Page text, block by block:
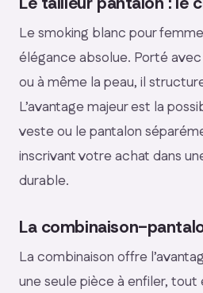
Le smoking blanc pour
élégance absolue. Porté
ou à même la peau, il
L’avantage majeur est la
veste ou le pantalon
inscrivant votre achat dans
durable.
La combinaison-
La combinaison offre
une seule pièce à enfiler, tout